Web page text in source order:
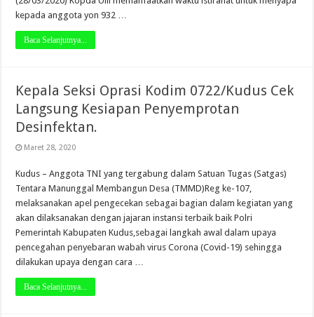
kepada anggota yon 932 …
Baca Selanjutnya...
Kepala Seksi Oprasi Kodim 0722/Kudus Cek
Langsung Kesiapan Penyemprotan
Desinfektan.
Maret 28, 2020
Kudus – Anggota TNI yang tergabung dalam Satuan Tugas (Satgas)
Tentara Manunggal Membangun Desa (TMMD)Reg ke-107,
melaksanakan apel pengecekan sebagai bagian dalam kegiatan yang
akan dilaksanakan dengan jajaran instansi terbaik baik Polri
Pemerintah Kabupaten Kudus,sebagai langkah awal dalam upaya
pencegahan penyebaran wabah virus Corona (Covid-19) sehingga
dilakukan upaya dengan cara …
Baca Selanjutnya...